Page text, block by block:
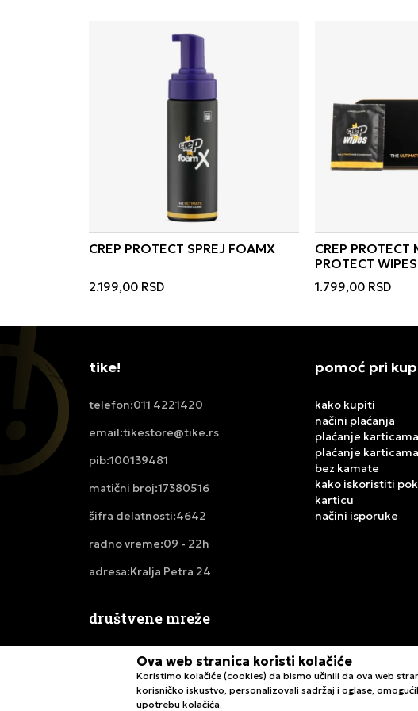
CREP PROTECT SPREJ FOAMX
2.199,00 RSD
CREP PROTECT
PROTECT WIPES
1.799,00 RSD
tike!
telefon:011 4221420
email:tikestore@tike.rs
pib:100139481
matični broj:17380516
šifra delatnosti:4642
radno vreme:09 - 22h
adresa:Kralja Petra 24
pomoć pri
kako kupiti
načini plaćanja
plaćanje karticama
plaćanje
bez kamate
kako iskoristiti
karticu
načini isporuke
društvene mreže
Ova web stranica koristi kolačiće
Koristimo kolačiće (cookies) da bismo učinili da ova web
korisničko iskustvo, personalizovali sadržaj i oglase,
upotrebu kolačića.